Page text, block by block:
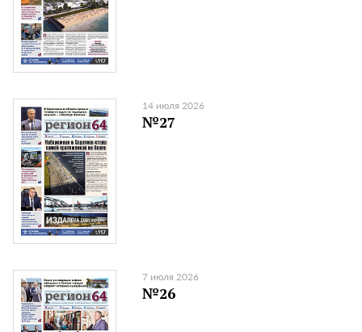
14 июля 2026
№27
7 июля 2026
№26